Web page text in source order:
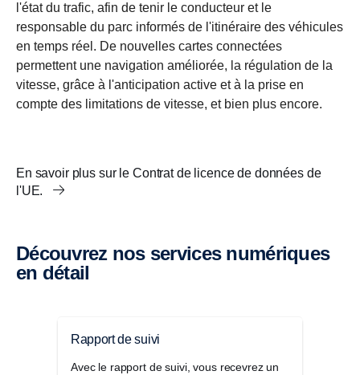
l'état du trafic, afin de tenir le conducteur et le
responsable du parc informés de l'itinéraire des véhicules
en temps réel. De nouvelles cartes connectées
permettent une navigation améliorée, la régulation de la
vitesse, grâce à l'anticipation active et à la prise en
compte des limitations de vitesse, et bien plus encore.
En savoir plus sur le Contrat de licence de données de
l'UE.
Découvrez nos services numériques
en détail
Rapport de suivi
Avec le rapport de suivi, vous recevrez un